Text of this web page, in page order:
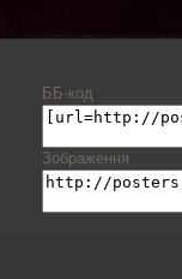
ББ-код
Зображення